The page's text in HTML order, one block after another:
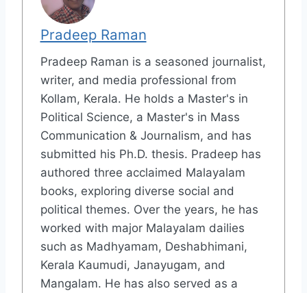
Pradeep Raman
Pradeep Raman is a seasoned journalist,
writer, and media professional from
Kollam, Kerala. He holds a Master's in
Political Science, a Master's in Mass
Communication & Journalism, and has
submitted his Ph.D. thesis. Pradeep has
authored three acclaimed Malayalam
books, exploring diverse social and
political themes. Over the years, he has
worked with major Malayalam dailies
such as Madhyamam, Deshabhimani,
Kerala Kaumudi, Janayugam, and
Mangalam. He has also served as a